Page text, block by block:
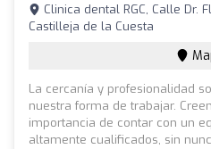
Clinica dental RGC, Calle Dr.
Castilleja de la Cuesta
La cercanía y profesionalidad
nuestra forma de trabajar.
importancia de contar con un
altamente cualificados, sin